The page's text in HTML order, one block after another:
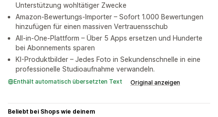
Unterstützung wohltätiger Zwecke
Amazon-Bewertungs-Importer – Sofort 1.000 Bewertungen
hinzufügen für einen massiven Vertrauensschub
All-in-One-Plattform – Über 5 Apps ersetzen und Hunderte
bei Abonnements sparen
KI-Produktbilder – Jedes Foto in Sekundenschnelle in eine
professionelle Studioaufnahme verwandeln.
Enthält automatisch übersetzten Text Original anzeigen
Beliebt bei Shops wie deinem